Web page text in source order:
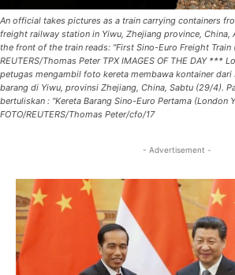
An official takes pictures as a train carrying containers
freight railway station in Yiwu, Zhejiang province, China,
the front of the train reads: "First Sino-Euro Freight Train
REUTERS/Thomas Peter TPX IMAGES OF THE DAY ***
petugas mengambil foto kereta membawa kontainer
barang di Yiwu, provinsi Zhejiang, China, Sabtu (29/4).
bertuliskan : "Kereta Barang Sino-Euro Pertama (London
FOTO/REUTERS/Thomas Peter/cfo/17
- Advertisement -